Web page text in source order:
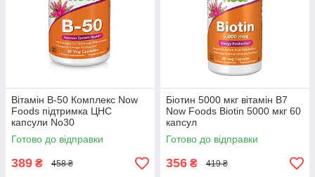
Вітамін B-50 Комплекс Now
Foods підтримка ЦНС
капсули No30
Готово до відправки
389 ₴ 458 ₴
Біотин 5000 мкг вітамін B7
Now Foods Biotin 5000 мкг 60
капсул
Готово до відправки
356 ₴ 419 ₴